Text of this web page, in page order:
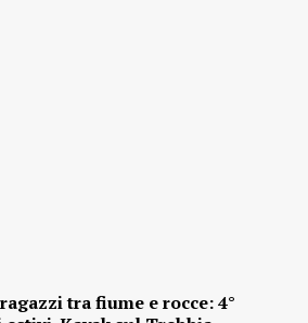
tra fiume e rocce: 4°